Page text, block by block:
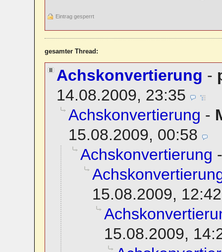
Eintrag gesperrt
gesamter Thread:
Achskonvertierung -
14.08.2009, 23:35
Achskonvertierung -
15.08.2009, 00:58
Achskonvertierung
15.08.2009, 12:42
15.08.2009,